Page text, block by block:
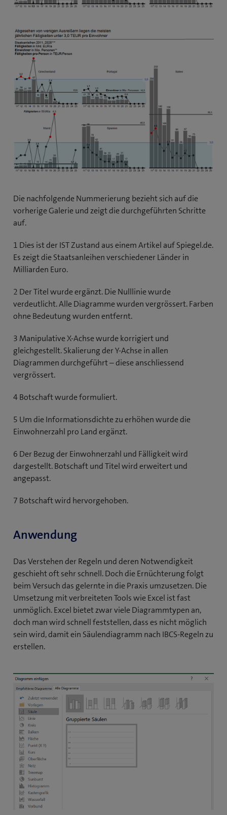
Die nachfolgende Nummerierung bezieht sich auf die
vorherige Galerie und zeigt die durchgeführten Schritte
auf.
1 Dies ist der IST Zustand aus einem Artikel auf Spiegel.de.
Es zeigt die Staatsanleihen verschiedener Länder in
Milliarden Euro.
2 Der Titel wurde ergänzt. Die Nulllinie wurde
verdeutlicht. Alle Diagramme wurden vergrössert. Farben
ohne Bedeutung wurden entfernt.
3 Manipulative X-Achse wurde korrigiert und
gleichgestellt. Skalierung der Y-Achse in allen
Diagrammen durchgeführt – diese anschliessend
vergrössert.
4 Botschaft wurde formuliert.
5 Um die Informationsdichte zu erhöhen wurde die
Einwohnerzahl pro Land ergänzt.
6 Der Bezug der Einwohnerzahl und Fälligkeit wird
dargestellt. Botschaft und Titel wird erweitert und
angepasst.
7 Botschaft wird hervorgehoben.
Anwendung
Das Verstehen der Regeln und deren Notwendigkeit
geschieht oft sehr schnell. Doch die Ernüchterung folgt
beim Versuch das gelernte in die Praxis umzusetzen. Die
Umsetzung mit verbreiteten Tools wie Excel ist fast
unmöglich. Excel bietet zwar viele Diagrammtypen an,
doch man wird schnell feststellen, dass es nicht möglich
sein wird, damit ein Säulendiagramm nach IBCS-Regeln zu
erstellen.